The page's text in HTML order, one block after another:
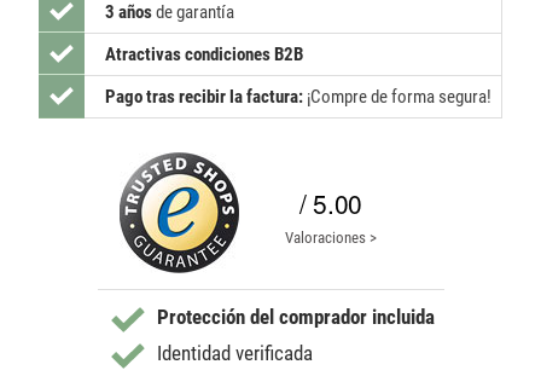
3 añosde garantía
Atractivas condiciones B2B
Pago tras recibir la factura: ¡Compre de forma segura!
/ 5.00
Valoraciones >
Protección del comprador incluida
Identidad verificada